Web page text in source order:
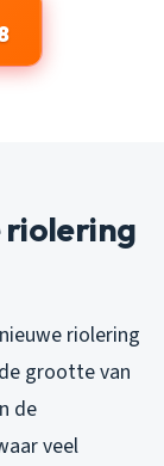
riolering
riolering
grootte van
de
veel